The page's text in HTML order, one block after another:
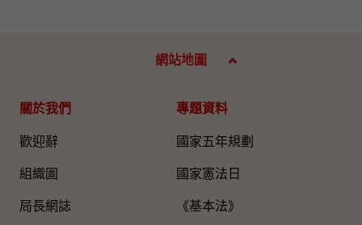
網站地圖
關於我們
歡迎辭
組織圖​
局長網誌
專題資料
國家五年規劃
國家憲法日
《基本法》